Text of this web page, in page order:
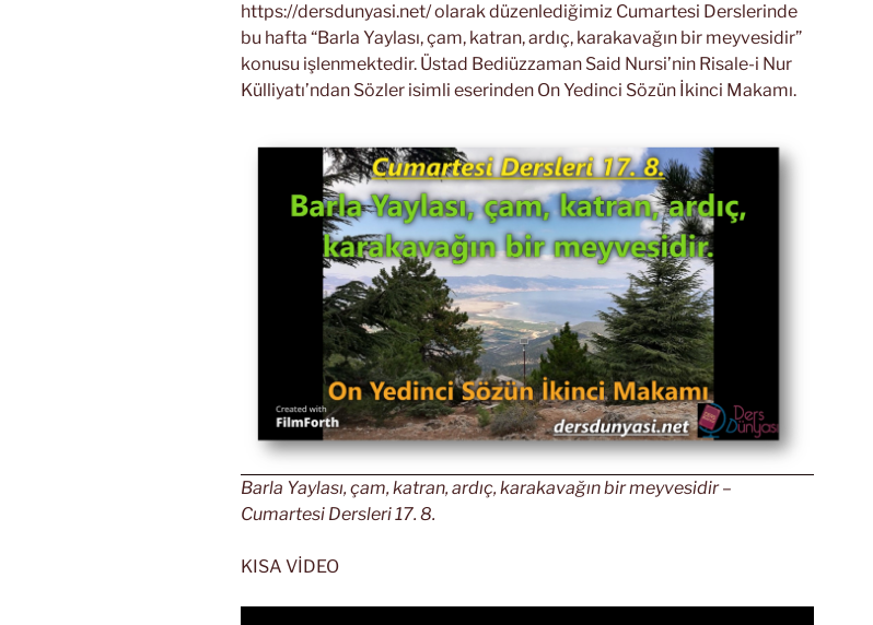
https://dersdunyasi.net/ olarak düzenlediğimiz Cumartesi Derslerinde
bu hafta “Barla Yaylası, çam, katran, ardıç, karakavağın bir meyvesidir”
konusu işlenmektedir. Üstad Bediüzzaman Said Nursi’nin Risale-i Nur
Külliyatı’ndan Sözler isimli eserinden On Yedinci Sözün İkinci Makamı.
Barla Yaylası, çam, katran, ardıç, karakavağın bir meyvesidir –
Cumartesi Dersleri 17. 8.
KISA VİDEO